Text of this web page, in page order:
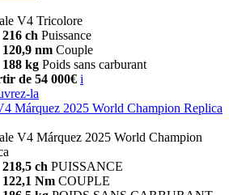
V4 Tricolore
216 ch Puissance
120,9 nm Couple
188 kg Poids sans carburant
de 54 000€ i
la
Márquez 2025 World Champion Replica
V4 Márquez 2025 World Champion
218,5 ch PUISSANCE
122,1 Nm COUPLE